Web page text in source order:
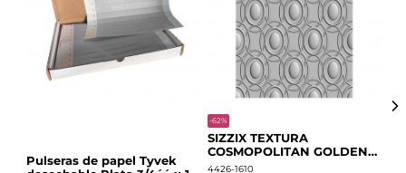
Pulseras de papel Tyvek
-62%
SIZZIX TEXTURA
COSMOPOLITAN GOLDEN
RINGS S.PARK 666700
4426-1610